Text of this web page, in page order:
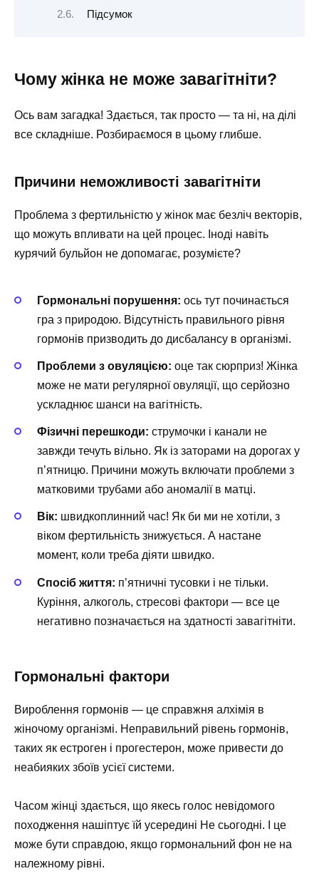
Підсумок
Чому жінка не може завагітніти?
Ось вам загадка! Здається, так просто — та ні, на ділі
все складніше. Розбираємося в цьому глибше.
Причини неможливості завагітніти
Проблема з фертильністю у жінок має безліч векторів,
що можуть впливати на цей процес. Іноді навіть
курячий бульйон не допомагає, розумієте?
Гормональні порушення: ось тут починається
гра з природою. Відсутність правильного рівня
гормонів призводить до дисбалансу в організмі.
Проблеми з овуляцією: оце так сюрприз! Жінка
може не мати регулярної овуляції, що серйозно
ускладнює шанси на вагітність.
Фізичні перешкоди: струмочки і канали не
завжди течуть вільно. Як із заторами на дорогах у
п’ятницю. Причини можуть включати проблеми з
матковими трубами або аномалії в матці.
Вік: швидкоплинний час! Як би ми не хотіли, з
віком фертильність знижується. А настане
момент, коли треба діяти швидко.
Спосіб життя: п’ятничні тусовки і не тільки.
Куріння, алкоголь, стресові фактори — все це
негативно позначається на здатності завагітніти.
Гормональні фактори
Вироблення гормонів — це справжня алхімія в
жіночому організмі. Неправильний рівень гормонів,
таких як естроген і прогестерон, може привести до
неабияких збоїв усієї системи.
Часом жінці здається, що якесь голос невідомого
походження нашіптує їй усередині Не сьогодні. І це
може бути справдою, якщо гормональний фон не на
належному рівні.